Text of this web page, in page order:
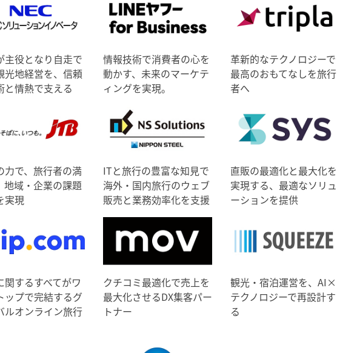
主役となり自走で
光地経営を、信頼
と情熱で支える
情報技術で消費者の心を
動かす、未来のマーケテ
ィングを実現。
革新的なテクノロジーで
最高のおもてなしを旅行
者へ
力で、旅行者の満
地域・企業の課題
実現
ITと旅行の豊富な知見で
海外・国内旅行のウェブ
販売と業務効率化を支援
直販の最適化と最大化を
実現する、最適なソリュ
ーションを提供
関するすべてがワ
ップで完結するグ
ルオンライン旅行
クチコミ最適化で売上を
最大化させるDX集客パー
トナー
観光・宿泊運営を、AI×
テクノロジーで再設計す
る